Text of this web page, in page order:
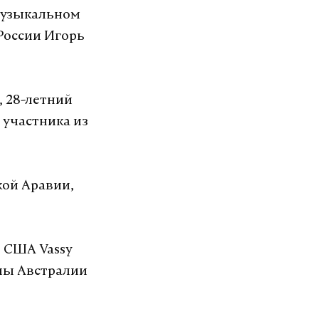
VK
Игорь
28-летний
из
Аравии,
США Vassy
Австралии